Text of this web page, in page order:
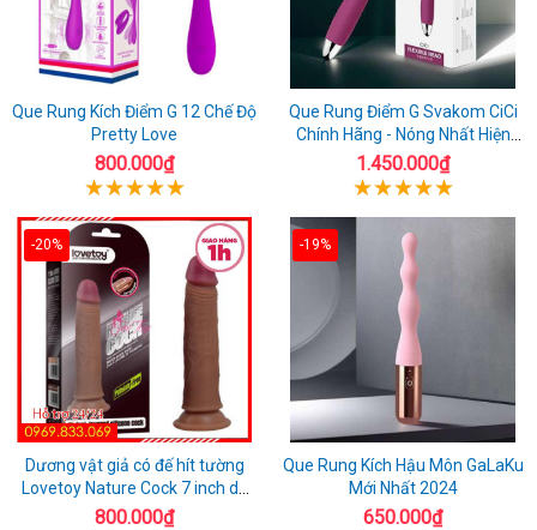
Que Rung Kích Điểm G 12 Chế Độ
Pretty Love
800.000₫
Que Rung Điểm G Svakom CiCi
Chính Hãng - Nóng Nhất Hiện
Nay
1.450.000₫
-20%
Dương vật giả có đế hít tường
Lovetoy Nature Cock 7 inch da
đen
800.000₫
-19%
Que Rung Kích Hậu Môn GaLaKu
Mới Nhất 2024
650.000₫